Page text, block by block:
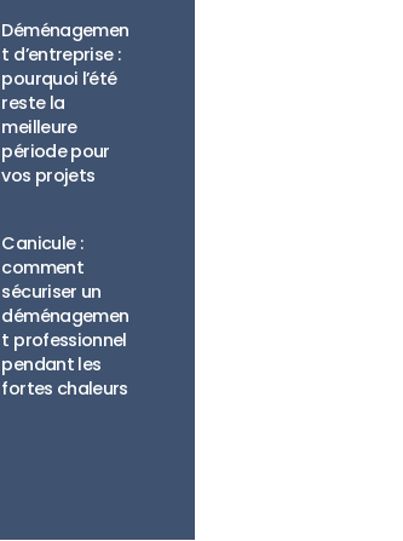
Déménagemen
t d’entreprise :
pourquoi l’été
reste la
meilleure
période pour
vos projets
Canicule :
comment
sécuriser un
déménagemen
t professionnel
pendant les
fortes chaleurs